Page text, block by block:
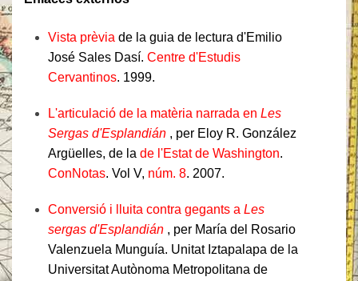
Vista prèvia de la guia de lectura d'Emilio
José Sales Dasí. Centre d'Estudis
Cervantinos. 1999.
L'articulació de la matèria narrada en Les
Sergas d'Esplandián , per Eloy R. González
Argüelles, de la de l'Estat de Washington.
ConNotas. Vol V, núm. 8. 2007.
Conversió i lluita contra gegants a Les
sergas d'Esplandián , per María del Rosario
Valenzuela Munguía. Unitat Iztapalapa de la
Universitat Autònoma Metropolitana de